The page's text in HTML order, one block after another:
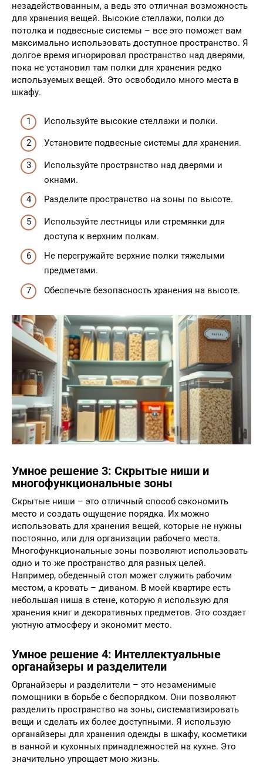
незадействованным, а ведь это отличная возможность
для хранения вещей. Высокие стеллажи, полки до
потолка и подвесные системы – все это поможет вам
максимально использовать доступное пространство. Я
долгое время игнорировал пространство над дверями,
пока не установил там полки для хранения редко
используемых вещей. Это освободило много места в
шкафу.
Используйте высокие стеллажи и полки.
Установите подвесные системы для хранения.
Используйте пространство над дверями и
окнами.
Разделите пространство на зоны по высоте.
Используйте лестницы или стремянки для
доступа к верхним полкам.
Не перегружайте верхние полки тяжелыми
предметами.
Обеспечьте безопасность хранения на высоте.
Умное решение 3: Скрытые ниши и
многофункциональные зоны
Скрытые ниши – это отличный способ сэкономить
место и создать ощущение порядка. Их можно
использовать для хранения вещей, которые не нужны
постоянно, или для организации рабочего места.
Многофункциональные зоны позволяют использовать
одно и то же пространство для разных целей.
Например, обеденный стол может служить рабочим
местом, а кровать – диваном. В моей квартире есть
небольшая ниша в стене, которую я использую для
хранения книг и декоративных предметов. Это создает
уютную атмосферу и экономит место.
Умное решение 4: Интеллектуальные
органайзеры и разделители
Органайзеры и разделители – это незаменимые
помощники в борьбе с беспорядком. Они позволяют
разделить пространство на зоны, систематизировать
вещи и сделать их более доступными. Я использую
органайзеры для хранения одежды в шкафу, косметики
в ванной и кухонных принадлежностей на кухне. Это
значительно упрощает мою жизнь.